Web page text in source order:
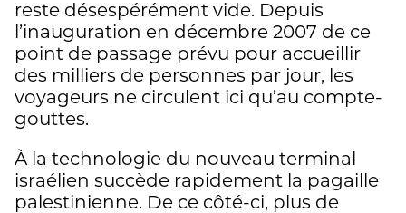
reste désespérément vide. Depuis
l’inauguration en décembre 2007 de ce
point de passage prévu pour accueillir
des milliers de personnes par jour, les
voyageurs ne circulent ici qu’au compte-
gouttes.
À la technologie du nouveau terminal
israélien succède rapidement la pagaille
palestinienne. De ce côté-ci, plus de